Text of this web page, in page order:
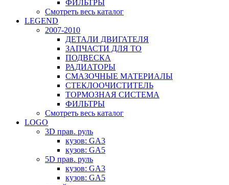
ФИЛЬТРЫ
Смотреть весь каталог
LEGEND
2007-2010
ДЕТАЛИ ДВИГАТЕЛЯ
ЗАПЧАСТИ ДЛЯ ТО
ПОДВЕСКА
РАДИАТОРЫ
СМАЗОЧНЫЕ МАТЕРИАЛЫ
СТЕКЛООЧИСТИТЕЛЬ
ТОРМОЗНАЯ СИСТЕМА
ФИЛЬТРЫ
Смотреть весь каталог
LOGO
3D прав. руль
кузов: GA3
кузов: GA5
5D прав. руль
кузов: GA3
кузов: GA5